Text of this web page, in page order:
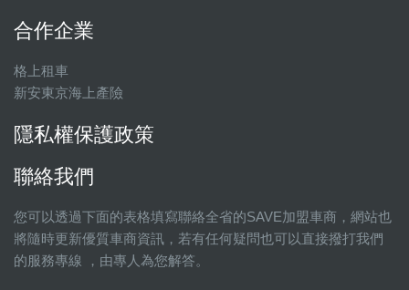
合作企業
格上租車
新安東京海上產險
隱私權保護政策
聯絡我們
您可以透過下面的表格填寫聯絡全省的SAVE加盟車商，網站也
將隨時更新優質車商資訊，若有任何疑問也可以直接撥打我們
的服務專線 ，由專人為您解答。